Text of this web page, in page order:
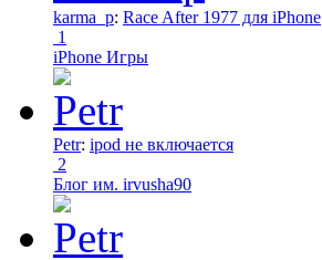
karma_p: Race After 1977 для iPhone
1
iPhone Игры
Petr: ipod не включается
2
Блог им. irvusha90